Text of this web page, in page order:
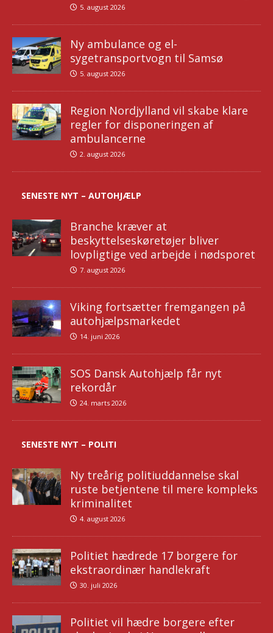
5. august 2026
Ny ambulance og el-
sygetransportvogn til Samsø
5. august 2026
Region Nordjylland vil skabe klare
regler for disponeringen af
ambulancerne
2. august 2026
SENESTE NYT – AUTOHJÆLP
Branche kræver at
beskyttelseskøretøjer bliver
lovpligtige ved arbejde i nødsporet
7. august 2026
Viking fortsætter fremgangen på
autohjælpsmarkedet
14. juni 2026
SOS Dansk Autohjælp får nyt
rekordår
24. marts 2026
SENESTE NYT – POLITI
Ny treårig politiuddannelse skal
ruste betjentene til mere kompleks
kriminalitet
4. august 2026
Politiet hædrede 17 borgere for
ekstraordinær handlekraft
30. juli 2026
Politiet vil hædre borgere efter